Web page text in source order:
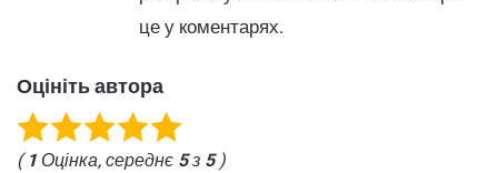
це у коментарях.
Оцініть автора
( 1 Оцінка, середнє 5з 5)